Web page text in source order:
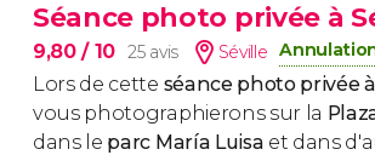
Séance photo privée à
9,80/ 10 25 avis Séville
Lors de cette séance photo privée
vous photographierons sur la
dans le parc María Luisa et dans